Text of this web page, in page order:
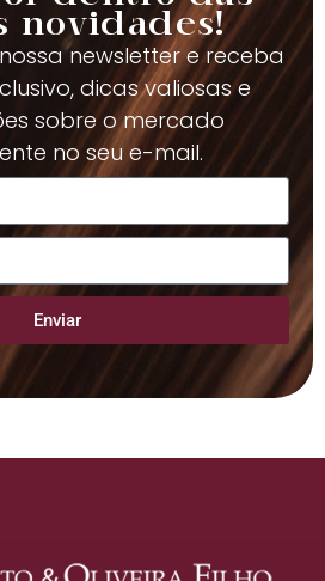
novidades!
newsletter e receba
dicas valiosas e
sobre o mercado
no seu e-mail.
Enviar